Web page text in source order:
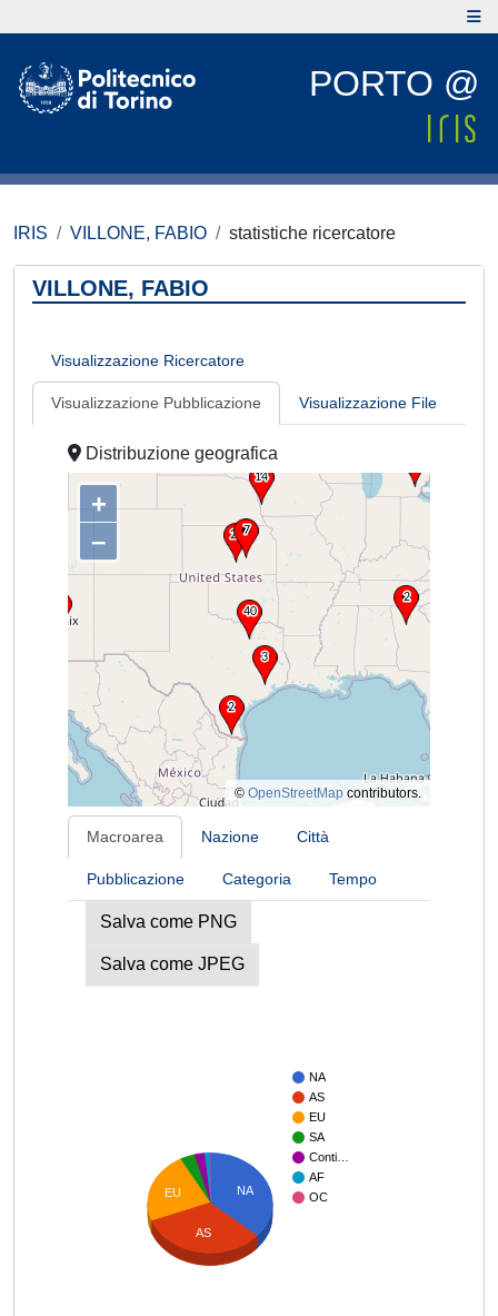
PORTO @
IRIS VILLONE, FABIO statistiche ricercatore
VILLONE, FABIO
Visualizzazione Ricercatore
Visualizzazione Pubblicazione Visualizzazione File
Distribuzione geografica
+
–
© OpenStreetMap contributors.
Macroarea Nazione Città
Pubblicazione Categoria Tempo
Salva come PNG
Salva come JPEG
NA
AS
EU
SA
Conti…
AF
OC
NA
EU
AS